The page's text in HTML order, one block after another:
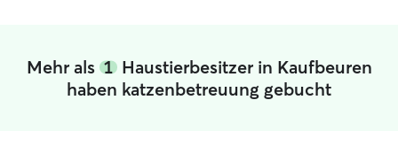
Mehr als 1Haustierbesitzer in Kaufbeuren
haben katzenbetreuung gebucht